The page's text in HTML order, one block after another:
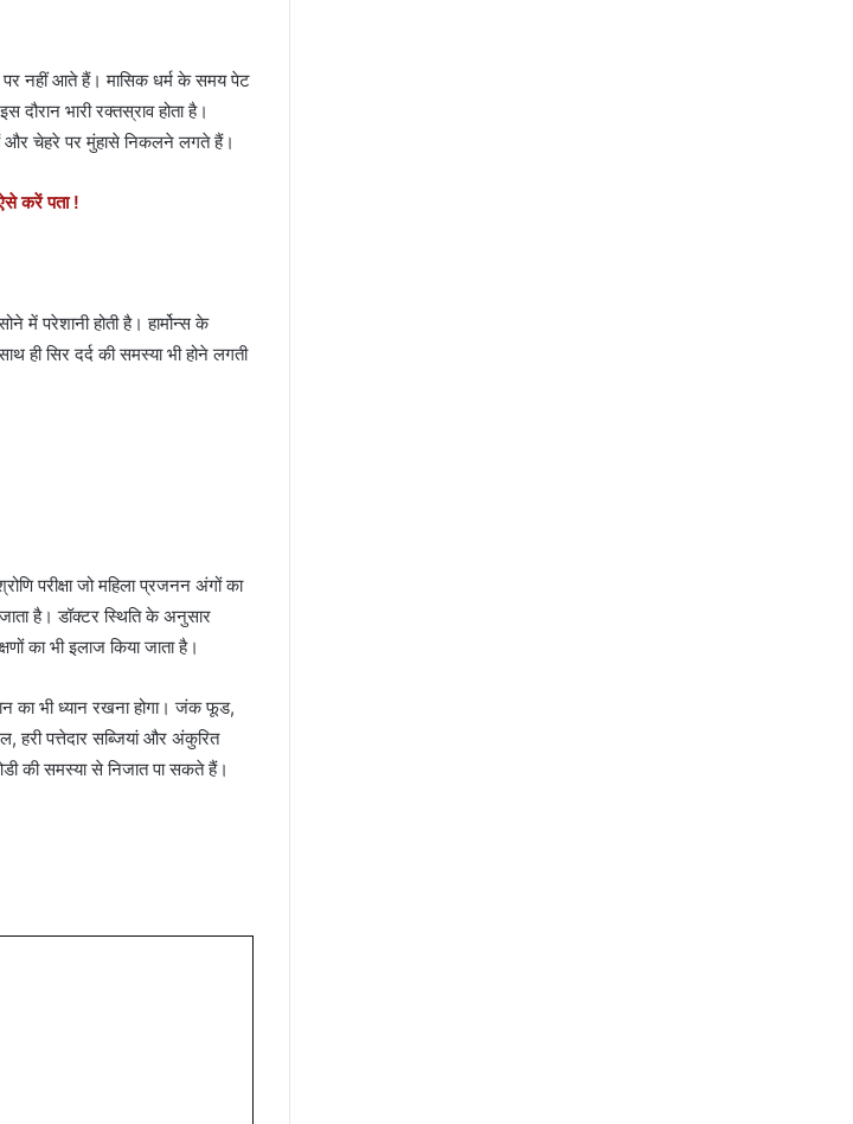
पर नहीं आते हैं। मासिक धर्म के समय पेट
भारी रक्तस्राव होता है।
और चेहरे पर मुंहासे निकलने लगते हैं।
करें पता !
में परेशानी होती है। हार्मोन्स के
सिर दर्द की समस्या भी होने लगती
परीक्षा जो महिला प्रजनन अंगों का
है। डॉक्टर स्थिति के अनुसार
का भी इलाज किया जाता है।
का भी ध्यान रखना होगा। जंक फूड,
पत्तेदार सब्जियां और अंकुरित
की समस्या से निजात पा सकते हैं।